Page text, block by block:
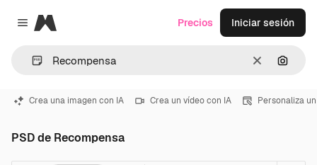
Close menu
Magnific
Borrar
Precios Iniciar sesión
Crea una imagen con IA Crea un vídeo con IA Personaliza
PSD de Recompensa